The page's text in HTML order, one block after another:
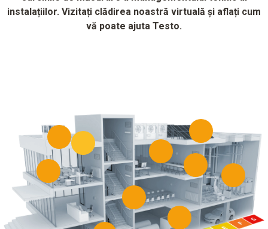
instalațiilor. Vizitați clădirea noastră virtuală și aflați cum
vă poate ajuta Testo.